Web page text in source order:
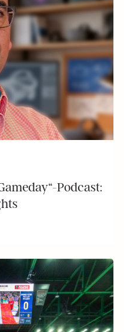
Podcast: